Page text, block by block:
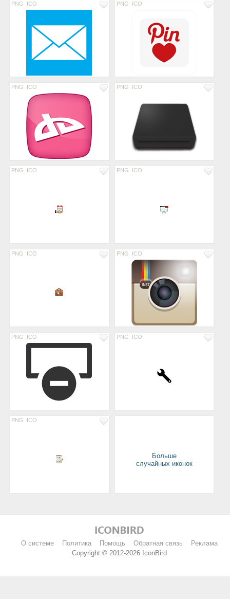
PNG ICO PNG ICO
PNG ICO PNG ICO
PNG ICO PNG ICO
PNG ICO PNG ICO
PNG ICO PNG ICO
PNG ICO
Больше
случайных иконок
О системе Политика Помощь Обратная связь
Реклама
Copyright © 2012-2026 IconBird